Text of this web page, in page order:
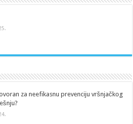
za neefikasnu prevenciju vršnjačkog